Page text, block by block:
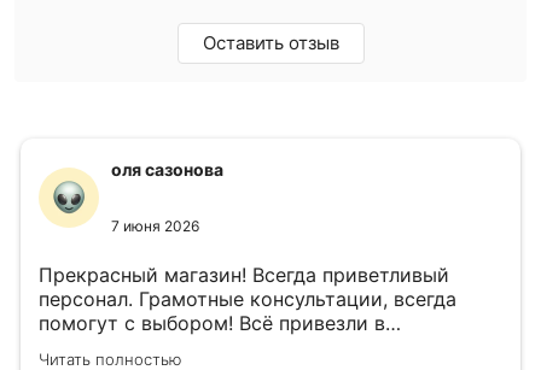
Оставить отзыв
оля сазонова
7 июня 2026
Прекрасный магазин! Всегда приветливый
персонал. Грамотные консультации, всегда
помогут с выбором! Всё привезли в
назначенный день!
Читать полностью